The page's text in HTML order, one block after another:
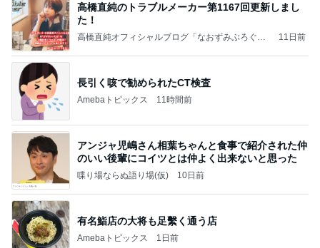
高橋直純のトラブルメーカー第1167回更新しまし
た！
高橋直純オフィシャルブログ「なおずみぶろぐ」
11日前
長引く咳で勧められたCT検査
Amebaトピックス 11時間前
アンジャ児嶋さん相葉ちゃんと食事で紹介された仲
のいい後輩にコイツとは仲よく出来ないと思った
喋り場ならぬ語り場(仮) 10日前
有名鮨店の大将も足繫く通う店
Amebaトピックス 1日前